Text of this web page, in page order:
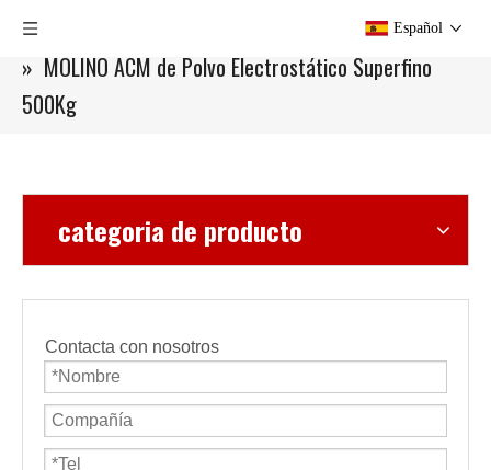
Español
Usted está aquí:
Molino ACM
» MOLINO ACM de Polvo Electrostático Superfino
500Kg
categoria de producto
Contacta con nosotros